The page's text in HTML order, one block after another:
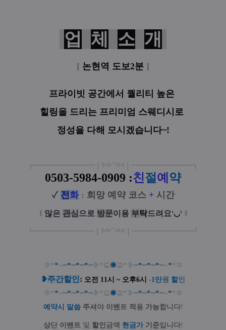
업 체 소 개
[ 논현역 도보2분 ]
프라이빗 공간에서 퀄리티 높은
힐링을 드리는 프리미엄 스웨디시로
정성을 다해 모시겠습니다~!
┏━━━━━━━━ ❘༻༺❘ ━━━━━━━━┓
0503-5984-0909 :친절 예 약
✓ 전화 : 희망 예약 코스 + 시간
꒰ 많은 관심 으로 방문이 용 부탁드려요'◡' ꒱
┗━━━━━━━━ ❘༻༺❘ ━━━━━━━━┛
✲* *~━*━*━*━❥*⊆❋⊇* ❥━*━*━*━~** ✲
❥주간할인 : 오전 11시 ~ 오후6시 -1만원 할인
✲* *~━*━*━*━❥*⊆❋⊇* ❥━*━*━*━~** ✲
예약시 말씀 주셔 야 이벤트 적 용 가능합니다!
상단 이벤트 및 할인금액 현금가 기준입니다!